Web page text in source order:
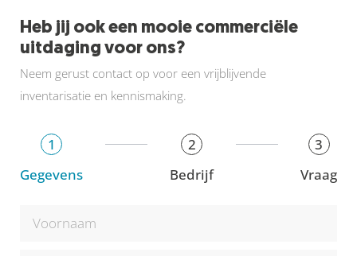
Heb jij ook een mooie commerciële
uitdaging voor ons?
Neem gerust contact op voor een vrijblijvende
inventarisatie en kennismaking.
1
Gegevens
2
Bedrijf
3
Vraag